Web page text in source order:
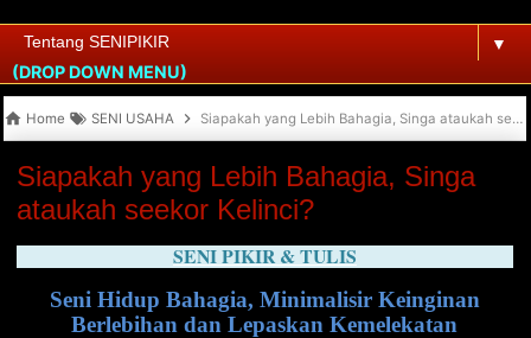
▼
(DROP DOWN MENU)
Home SENI USAHA Siapakah yang Lebih Bahagia, Singa ataukah seekor Kelinci?
Siapakah yang Lebih Bahagia, Singa
ataukah seekor Kelinci?
SENI PIKIR & TULIS
Seni Hidup Bahagia, Minimalisir Keinginan
Berlebihan dan Lepaskan Kemelekatan